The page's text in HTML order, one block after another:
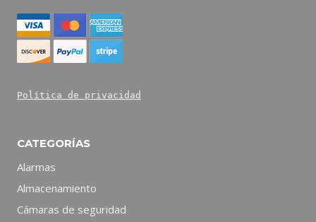
Política de privacidad
CATEGORÍAS
Alarmas
Almacenamiento
Cámaras de seguridad